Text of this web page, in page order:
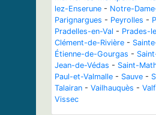
lez-Enserune - Notre-
Parignargues - Peyrolles -
Pradelles-en-Val - Prades-
Clément-de-Rivière -
Étienne-de-Gourgas -
Jean-de-Védas - Saint-
Paul-et-Valmalle - Sauve -
Talairan - Vailhauquès -
Vissec